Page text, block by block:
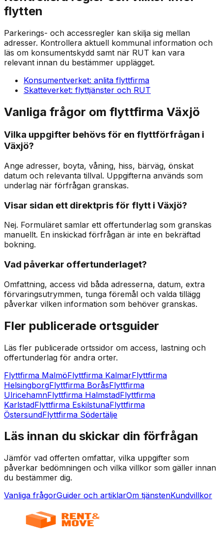
flytten
Parkerings- och accessregler kan skilja sig mellan
adresser. Kontrollera aktuell kommunal information och
läs om konsumentskydd samt när RUT kan vara
relevant innan du bestämmer upplägget.
Konsumentverket: anlita flyttfirma
Skatteverket: flyttjänster och RUT
Vanliga frågor om flyttfirma Växjö
Vilka uppgifter behövs för en flyttförfrågan i
Växjö?
Ange adresser, boyta, våning, hiss, bärväg, önskat
datum och relevanta tillval. Uppgifterna används som
underlag när förfrågan granskas.
Visar sidan ett direktpris för flytt i Växjö?
Nej. Formuläret samlar ett offertunderlag som granskas
manuellt. En inskickad förfrågan är inte en bekräftad
bokning.
Vad påverkar offertunderlaget?
Omfattning, access vid båda adresserna, datum, extra
förvaringsutrymmen, tunga föremål och valda tillägg
påverkar vilken information som behöver granskas.
Fler publicerade ortsguider
Läs fler publicerade ortssidor om access, lastning och
offertunderlag för andra orter.
Flyttfirma MalmöFlyttfirma KalmarFlyttfirma
HelsingborgFlyttfirma BoråsFlyttfirma
UlricehamnFlyttfirma HalmstadFlyttfirma
KarlstadFlyttfirma EskilstunaFlyttfirma
ÖstersundFlyttfirma Södertälje
Läs innan du skickar din förfrågan
Jämför vad offerten omfattar, vilka uppgifter som
påverkar bedömningen och vilka villkor som gäller innan
du bestämmer dig.
Vanliga frågorGuider och artiklarOm tjänstenKundvillkor